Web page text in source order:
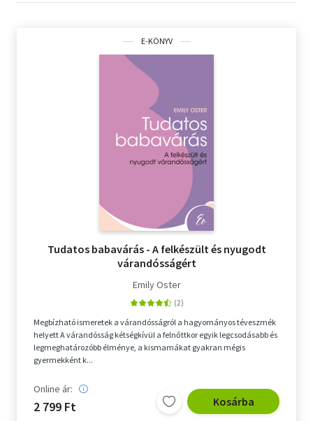
Szórakoztató irodalom
Tankönyv, segédkönyv
Történelem
Utazás
Üzleti élet, karrier
Vallás
E-KÖNYV
Tudatos babavárás - A felkészült és nyugodt
várandósságért
Emily Oster
Megbízható ismeretek a várandósságról a hagyományos téveszmék
helyett A várandósság kétségkívül a felnőttkor egyik legcsodásabb és
legmeghatározóbb élménye, a kismamákat gyakran mégis
gyermekként k...
Online ár:
2 799 Ft Kosárba